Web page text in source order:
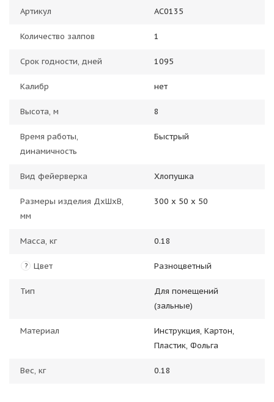
Артикул АС0135
Количество залпов 1
Срок годности, дней 1095
Калибр нет
Высота, м 8
Время работы,
динамичность
Быстрый
Вид фейерверка Хлопушка
Размеры изделия ДхШхВ,
мм
300 х 50 х 50
Масса, кг 0.18
? Цвет Разноцветный
Тип
Для помещений
(зальные)
Материал
Инструкция, Картон,
Пластик, Фольга
Вес, кг 0.18